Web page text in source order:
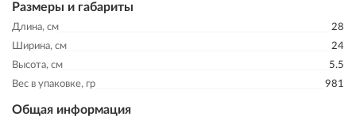
Размеры и габариты
Длина, см
28
Ширина, см
24
Высота, см
5.5
Вес в упаковке, гр
981
Общая информация